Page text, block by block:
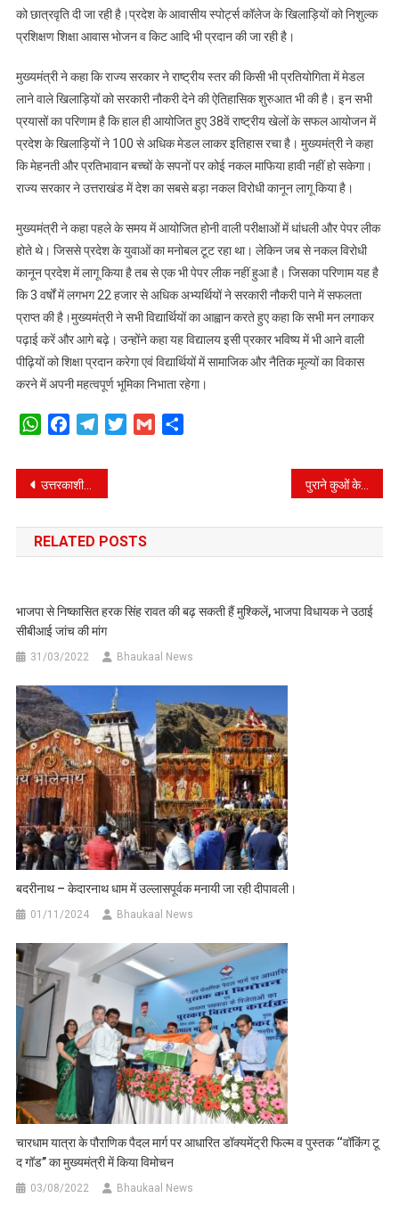
को छात्रवृति दी जा रही है।प्रदेश के आवासीय स्पोर्ट्स कॉलेज के खिलाड़ियों को निशुल्क
प्रशिक्षण शिक्षा आवास भोजन व किट आदि भी प्रदान की जा रही है।
मुख्यमंत्री ने कहा कि राज्य सरकार ने राष्ट्रीय स्तर की किसी भी प्रतियोगिता में मेडल
लाने वाले खिलाड़ियों को सरकारी नौकरी देने की ऐतिहासिक शुरुआत भी की है। इन सभी
प्रयासों का परिणाम है कि हाल ही आयोजित हुए 38वें राष्ट्रीय खेलों के सफल आयोजन में
प्रदेश के खिलाड़ियों ने 100 से अधिक मेडल लाकर इतिहास रचा है। मुख्यमंत्री ने कहा
कि मेहनती और प्रतिभावान बच्चों के सपनों पर कोई नकल माफिया हावी नहीं हो सकेगा।
राज्य सरकार ने उत्तराखंड में देश का सबसे बड़ा नकल विरोधी कानून लागू किया है।
मुख्यमंत्री ने कहा पहले के समय में आयोजित होनी वाली परीक्षाओं में धांधली और पेपर लीक
होते थे। जिससे प्रदेश के युवाओं का मनोबल टूट रहा था। लेकिन जब से नकल विरोधी
कानून प्रदेश में लागू किया है तब से एक भी पेपर लीक नहीं हुआ है। जिसका परिणाम यह है
कि 3 वर्षों में लगभग 22 हजार से अधिक अभ्यर्थियों ने सरकारी नौकरी पाने में सफलता
प्राप्त की है।मुख्यमंत्री ने सभी विद्यार्थियों का आह्वान करते हुए कहा कि सभी मन लगाकर
पढ़ाई करें और आगे बढ़े। उन्होंने कहा यह विद्यालय इसी प्रकार भविष्य में भी आने वाली
पीढ़ियों को शिक्षा प्रदान करेगा एवं विद्यार्थियों में सामाजिक और नैतिक मूल्यों का विकास
करने में अपनी महत्वपूर्ण भूमिका निभाता रहेगा।
WhatsAppFacebookTelegramTwitterGmail
Post
navigation
उत्तरकाशी का मथोली गांव बना महिला सशक्तिकरण की मिसाल, पयर्टकों को विलेज टूर कराती हैं महिलाएं पुराने कुओं के जीर्णोंधार के लिए चलेगा विशेष अभियान- सीएम
RELATED POSTS
भाजपा से निष्कासित हरक सिंह रावत की बढ़ सकती हैं मुश्किलें, भाजपा विधायक ने उठाई
सीबीआई जांच की मांग
31/03/2022 Bhaukaal News
बदरीनाथ – केदारनाथ धाम में उल्लासपूर्वक मनायी जा रही दीपावली।
01/11/2024 Bhaukaal News
चारधाम यात्रा के पौराणिक पैदल मार्ग पर आधारित डॉक्यमेंट्री फिल्म व पुस्तक ‘‘वॉकिंग टू
द गॉड’’ का मुख्यमंत्री में किया विमोचन
03/08/2022 Bhaukaal News